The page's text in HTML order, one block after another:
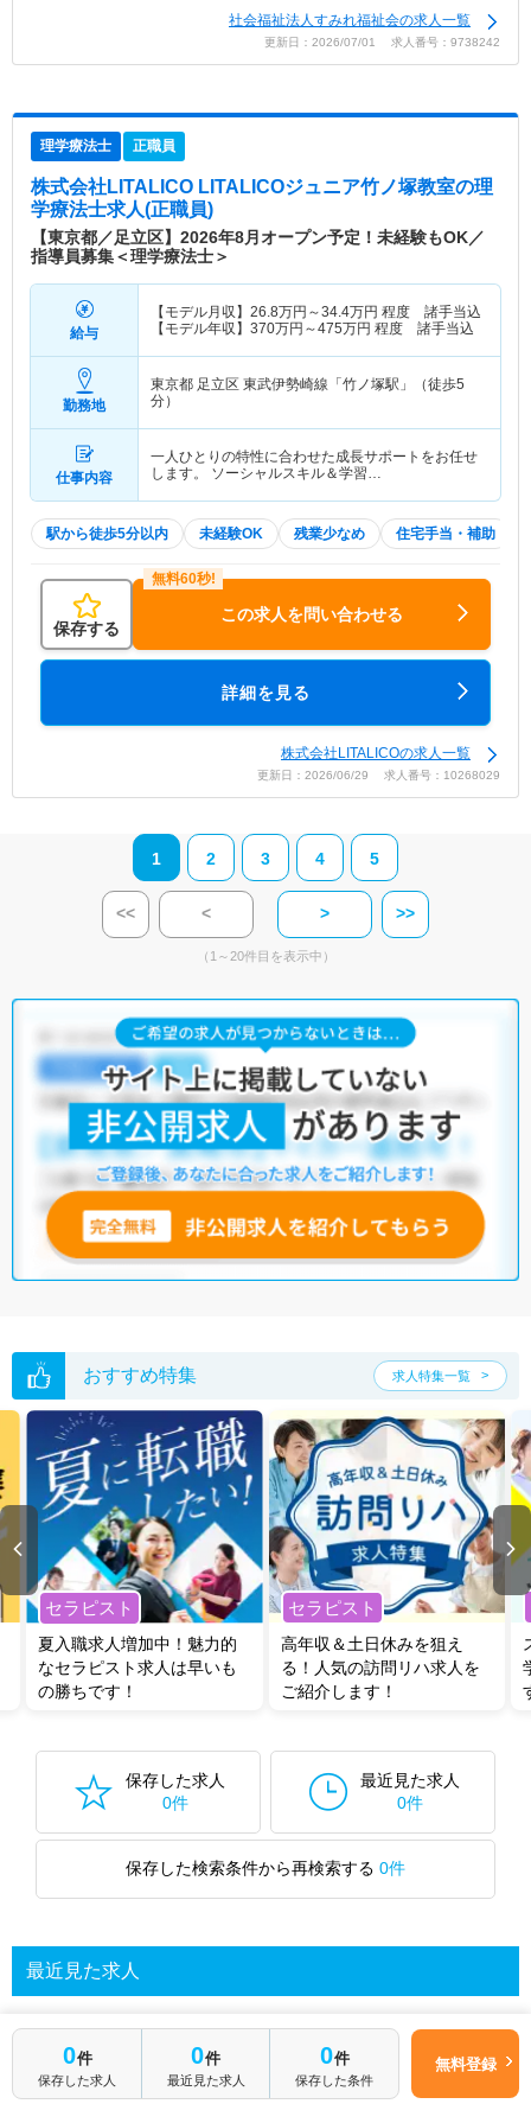
社会福祉法人すみれ福祉会の求人一覧
更新日：2026/07/01 求人番号：9738242
理学療法士 正職員
株式会社LITALICO LITALICOジュニア竹ノ塚教室の理
学療法士求人(正職員)
【東京都／足立区】2026年8月オープン予定！未経験もOK／
指導員募集＜理学療法士＞
給与
【モデル月収】 26.8万円～34.4万円 程度 諸手当込
【モデル年収】 370万円～475万円 程度 諸手当込
勤務地
東京都 足立区 東武伊勢崎線「竹ノ塚駅」（徒歩5
分）
仕事内容
一人ひとりの特性に合わせた成長サポートをお任せ
します。 ソーシャルスキル＆学習…
駅から徒歩5分以内 未経験OK 残業少なめ 住宅手当・補助
保存する
この求人を問い合わせる
詳細を見る
株式会社LITALICOの求人一覧
更新日：2026/06/29 求人番号：10268029
1 2 3 4 5
<< < > >>
（1～20件目を表示中）
おすすめ特集 求人特集一覧
セラピスト
夏入職求人増加中！魅力的
なセラピスト求人は早いも
の勝ちです！
セラピスト
高年収＆土日休みを狙え
る！人気の訪問リハ求人を
ご紹介します！
保存した求人
0件
最近見た求人
0件
保存した検索条件から再検索する 0件
最近見た求人
あなたが最近見た求人を表示します
0件
保存した求人
0件
最近見た求人
0件
保存した条件
無料登録